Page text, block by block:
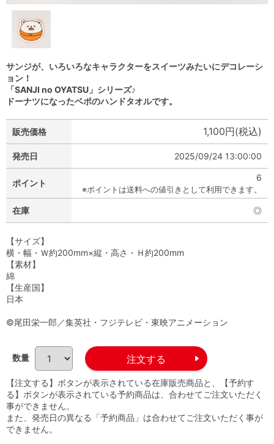
サンジが、いろいろなキャラクターをスイーツみたいにデコレーシ
ョン！
「SANJI no OYATSU」シリーズ♪
ドーナツになったベポのハンドタオルです。
販売価格 1,100円(税込)
発売日 2025/09/24 13:00:00
ポイント
6
※ポイントは送料への値引きとして利用できます。
在庫 ◎
【サイズ】
横・幅・Ｗ約200mm×縦・高さ・Ｈ約200mm
【素材】
綿
【生産国】
日本
©尾田栄一郎／集英社・フジテレビ・東映アニメーション
数量
【注文する】ボタンが表示されている在庫販売商品と、【予約す
る】ボタンが表示されている予約商品は、合わせてご注文いただく
事ができません。
また、発売日の異なる「予約商品」は合わせてご注文いただく事が
できません。